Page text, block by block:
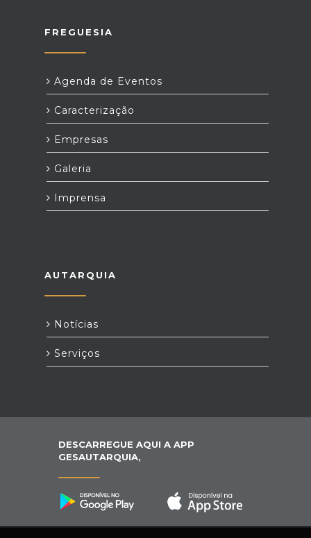
FREGUESIA
Agenda de Eventos
Caracterização
Empresas
Galeria
Imprensa
AUTARQUIA
Notícias
Serviços
DESCARREGUE AQUI A APP
GESAUTARQUIA,